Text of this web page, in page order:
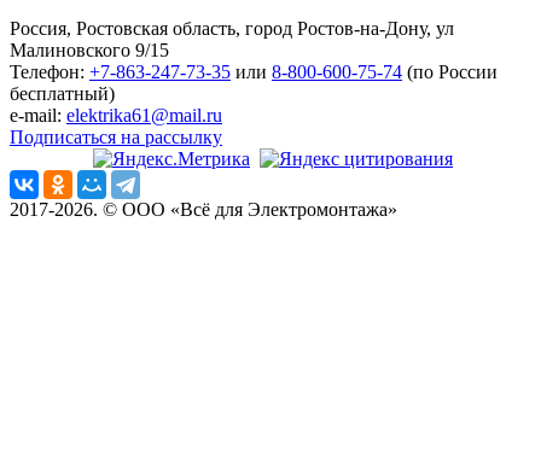
Россия, Ростовская область, город Ростов-на-Дону, ул
Малиновского 9/15
Телефон: +7-863-247-73-35 или 8-800-600-75-74 (по России
бесплатный)
e-mail: elektrika61@mail.ru
Подписаться на рассылку
2017-2026. © ООО «Всё для Электромонтажа»